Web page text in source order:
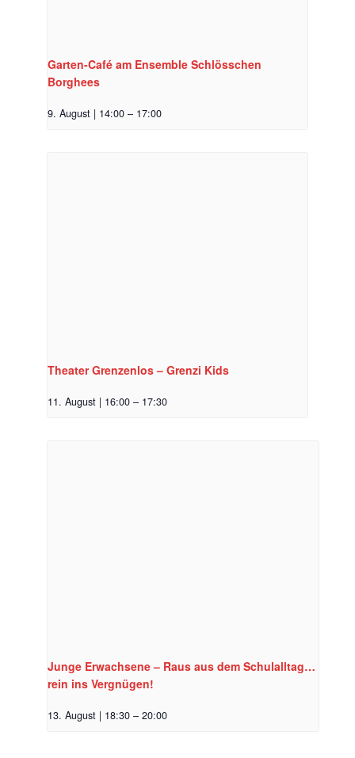
Garten-Café am Ensemble Schlösschen
Borghees
9. August | 14:00 – 17:00
Theater Grenzenlos – Grenzi Kids
11. August | 16:00 – 17:30
Junge Erwachsene – Raus aus dem Schulalltag…
rein ins Vergnügen!
13. August | 18:30 – 20:00